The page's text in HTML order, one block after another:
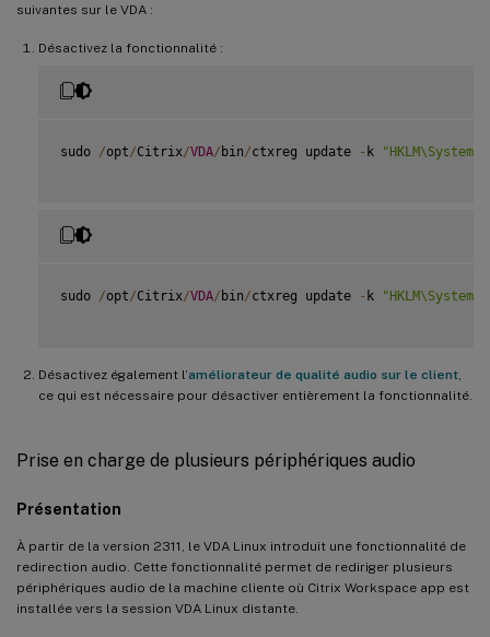
suivantes sur le VDA :
Désactivez la fonctionnalité :
sudo /opt/Citrix/VDA/ bin/ctxreg update - k
sudo /opt/Citrix/VDA/ bin/ctxreg update - k
Désactivez également l’améliorateur de qualité audio sur le client
ce qui est nécessaire pour désactiver entièrement la fonctionnalité.
Prise en charge de plusieurs périphériques audio
Présentation
À partir de la version 2311, le VDA Linux introduit une fonctionnalité de
redirection audio. Cette fonctionnalité permet de rediriger plusieurs
périphériques audio de la machine cliente où Citrix Workspace app est
installée vers la session VDA Linux distante.